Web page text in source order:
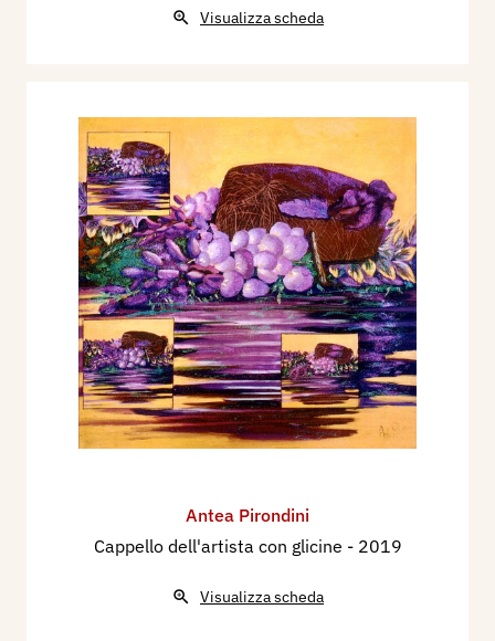
Visualizza scheda
Antea Pirondini
Cappello dell'artista con glicine - 2019
Visualizza scheda